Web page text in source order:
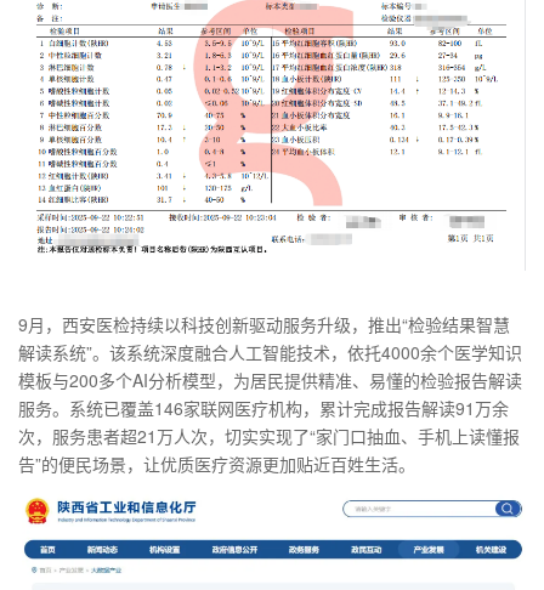
9月，西安医检持续以科技创新驱动服务升级，推出“检验结果智慧
解读系统”。该系统深度融合人工智能技术，依托4000余个医学知识
模板与200多个AI分析模型，为居民提供精准、易懂的检验报告解读
服务。系统已覆盖146家联网医疗机构，累计完成报告解读91万余
次，服务患者超21万人次，切实实现了“家门口抽血、手机上读懂报
告”的便民场景，让优质医疗资源更加贴近百姓生活。